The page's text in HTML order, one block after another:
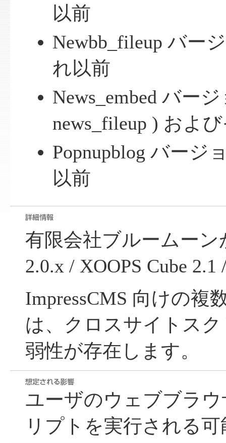
以前
Newbb_fileup バー
れ以前
News_embed バー
news_fileup ) およ
Popnupblog バージ
以前
有限会社ブルームーン
2.0.x / XOOPS Cube 2.1
ImpressCMS 向けの複
は、クロスサイトス
弱性が存在します。
ユーザのウェブブラ
リプトを実行される